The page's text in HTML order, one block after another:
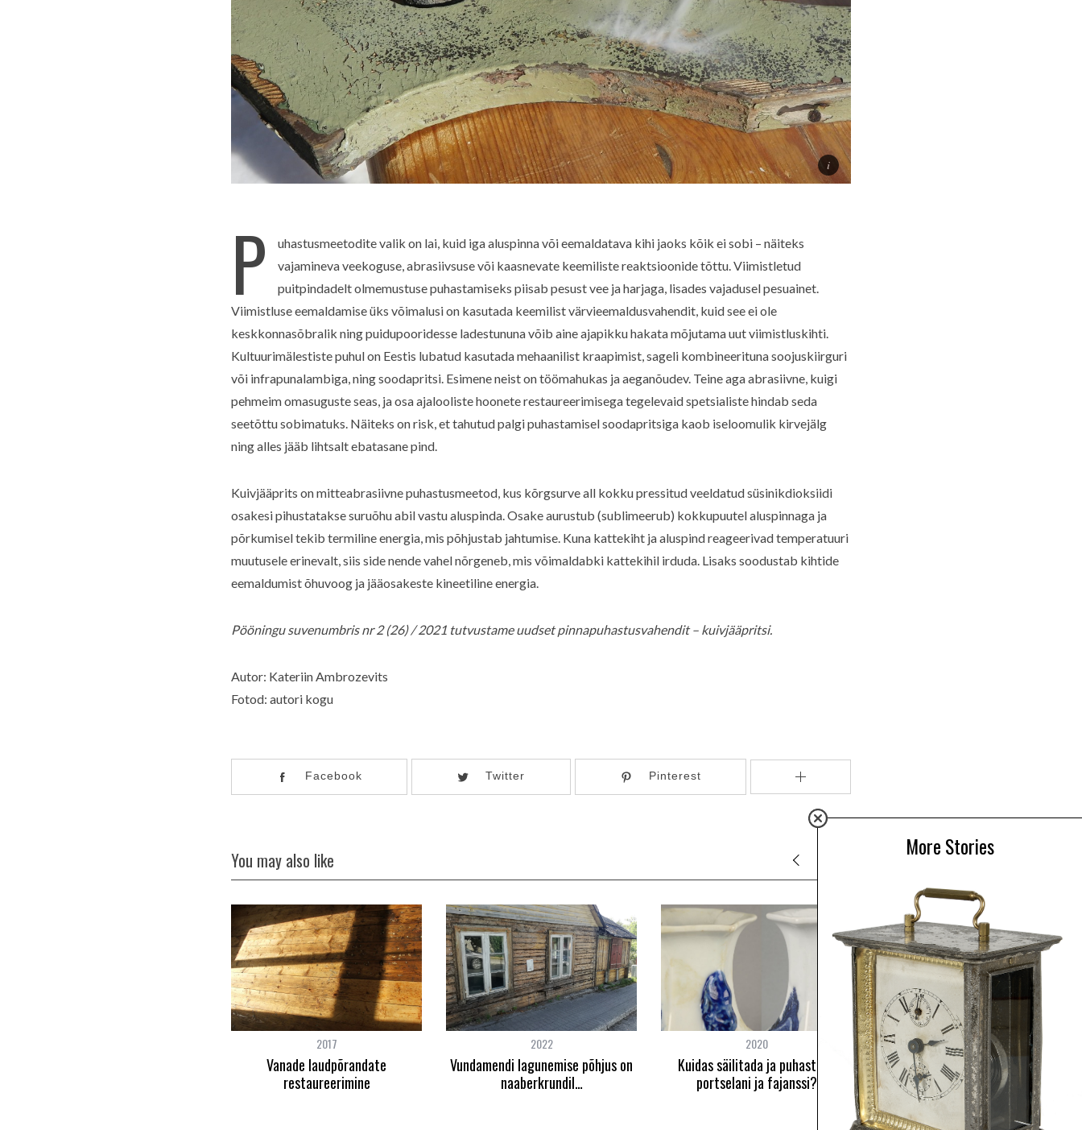
P
uhastusmeetodite valik on lai, kuid iga aluspinna või eemaldatava kihi jaoks kõik ei sobi – näiteks
vajamineva veekoguse, abrasiivsuse või kaasnevate keemiliste reaktsioonide tõttu. Viimistletud
puitpindadelt olmemustuse puhastamiseks piisab pesust vee ja harjaga, lisades vajadusel pesuainet.
Viimistluse eemaldamise üks võimalusi on kasutada keemilist värvieemaldusvahendit, kuid see ei ole
keskkonnasõbralik ning puidupooridesse ladestununa võib aine ajapikku hakata mõjutama uut viimistluskihti.
Kultuurimälestiste puhul on Eestis lubatud kasutada mehaanilist kraapimist, sageli kombineerituna soojuskiirguri
või infrapunalambiga, ning soodapritsi. Esimene neist on töömahukas ja aeganõudev. Teine aga abrasiivne, kuigi
pehmeim omasuguste seas, ja osa ajalooliste hoonete restaureerimisega tegelevaid spetsialiste hindab seda
seetõttu sobimatuks. Näiteks on risk, et tahutud palgi puhastamisel soodapritsiga kaob iseloomulik kirvejälg
ning alles jääb lihtsalt ebatasane pind.
Kuivjääprits on mitteabrasiivne puhastusmeetod, kus kõrgsurve all kokku pressitud veeldatud süsinikdioksiidi
osakesi pihustatakse suruõhu abil vastu aluspinda. Osake aurustub (sublimeerub) kokkupuutel aluspinnaga ja
põrkumisel tekib termiline energia, mis põhjustab jahtumise. Kuna kattekiht ja aluspind reageerivad temperatuuri
muutusele erinevalt, siis side nende vahel nõrgeneb, mis võimaldabki kattekihil irduda. Lisaks soodustab kihtide
eemaldumist õhuvoog ja jääosakeste kineetiline energia.
Pööningu suvenumbris nr 2 (26) / 2021 tutvustame uudset pinnapuhastusvahendit – kuivjääpritsi.
Autor: Kateriin Ambrozevits
Fotod: autori kogu
Facebook Twitter Pinterest
You may also like
2017
Vanade laudpõrandate
restaureerimine
2022
Vundamendi lagunemise põhjus on
naaberkrundil…
2020
Kuidas säilitada ja puhastada
portselani ja fajanssi?
2022
Nahkesemed meie kodudes
More Stories